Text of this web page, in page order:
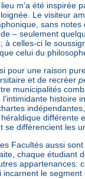
m’a été inspirée
Le visiteur
sans
– seulement
à celles-ci le
celui du
pour une raison
et de recréer
municipalités
l’intimidante
différente
se différencient les
Facultés aussi
chaque étudiant
incarnent le